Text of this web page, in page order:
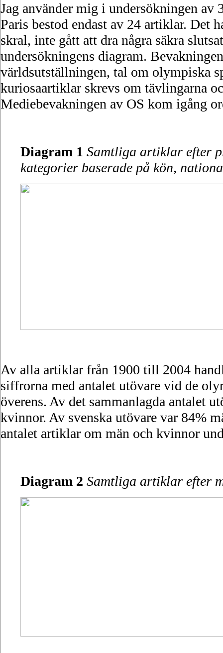
Jag använder mig i undersökningen
Paris bestod endast av 24 artiklar. Det
skral, inte gått att dra några säkra
undersökningens diagram.
världsutställningen, tal om olympiska
kuriosaartiklar skrevs om tävlingarna
Mediebevakningen av OS kom igång
Diagram 1 Samtliga artiklar efter
kategorier baserade på kön,
Av alla artiklar från 1900 till 2004
siffrorna med antalet utövare vid de
överens. Av det sammanlagda antalet
kvinnor. Av svenska utövare var 84%
antalet artiklar om män och kvinnor
Diagram 2 Samtliga artiklar efter